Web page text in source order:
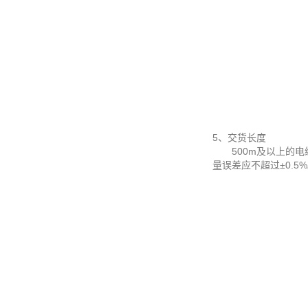
5、交货长度
500m及以上的电缆
量误差应不超过